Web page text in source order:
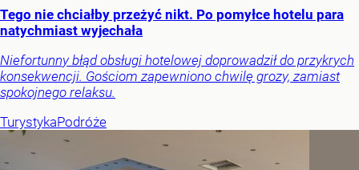
Tego nie chciałby przeżyć nikt. Po pomyłce hotelu para
natychmiast wyjechała
Niefortunny błąd obsługi hotelowej doprowadził do przykrych
konsekwencji. Gościom zapewniono chwilę grozy, zamiast
spokojnego relaksu.
TurystykaPodróże